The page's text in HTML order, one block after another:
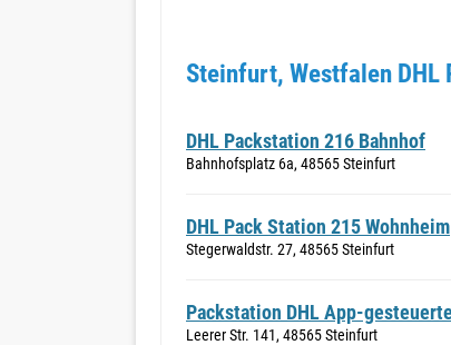
Steinfurt, Westfalen DHL
DHL Packstation 216 Bahnhof
Bahnhofsplatz 6a, 48565 Steinfurt
DHL Pack Station 215 Wohnheim
Stegerwaldstr. 27, 48565 Steinfurt
Packstation DHL App-
Leerer Str. 141, 48565 Steinfurt